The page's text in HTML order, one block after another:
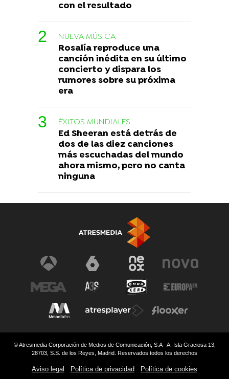
con el resultado
NUEVA MÚSICA
Rosalía reproduce una
canción inédita en su último
concierto y dispara los
rumores sobre su próxima
era
ÉXITOS MUNDIALES
Ed Sheeran está detrás de
dos de las diez canciones
más escuchadas del mundo
ahora mismo, pero no canta
ninguna
© Atresmedia Corporación de Medios de Comunicación, S.A - A. Isla Graciosa 13,
28703, S.S. de los Reyes, Madrid. Reservados todos los derechos
Aviso legal Política de privacidad Política de cookies